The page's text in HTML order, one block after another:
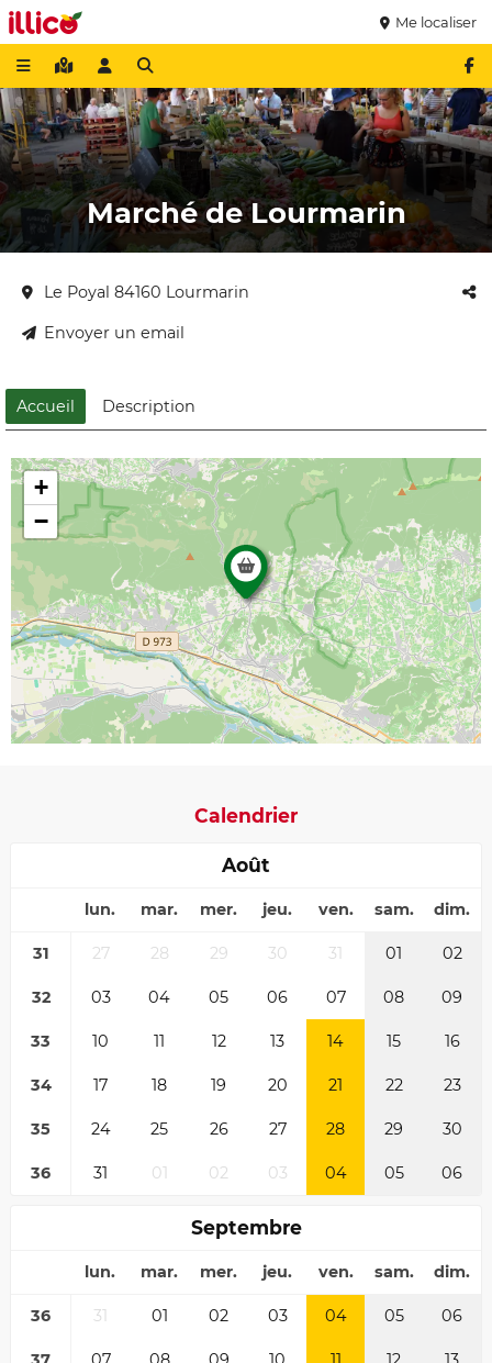
Me localiser
Marché de Lourmarin
Le Poyal 84160 Lourmarin
Envoyer un email
Accueil Description
+
−
Calendrier
Août
lun. mar. mer. jeu. ven. sam. dim.
31 27 28 29 30 31 01 02
32 03 04 05 06 07 08 09
33 10 11 12 13 14 15 16
34 17 18 19 20 21 22 23
35 24 25 26 27 28 29 30
36 31 01 02 03 04 05 06
Septembre
lun. mar. mer. jeu. ven. sam. dim.
36 31 01 02 03 04 05 06